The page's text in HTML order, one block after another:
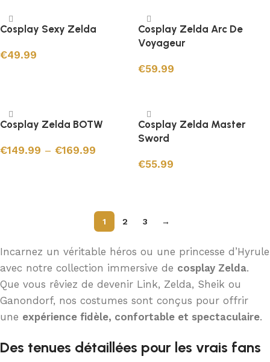
Cosplay Sexy Zelda
€49.99
Cosplay Zelda Arc De
Voyageur
€59.99
Cosplay Zelda BOTW
€149.99 – €169.99
Cosplay Zelda Master
Sword
€55.99
1 2 3 →
Incarnez un véritable héros ou une princesse d’Hyrule
avec notre collection immersive de cosplay Zelda.
Que vous rêviez de devenir Link, Zelda, Sheik ou
Ganondorf, nos costumes sont conçus pour offrir
une expérience fidèle, confortable et spectaculaire.
Des tenues détaillées pour les vrais fans